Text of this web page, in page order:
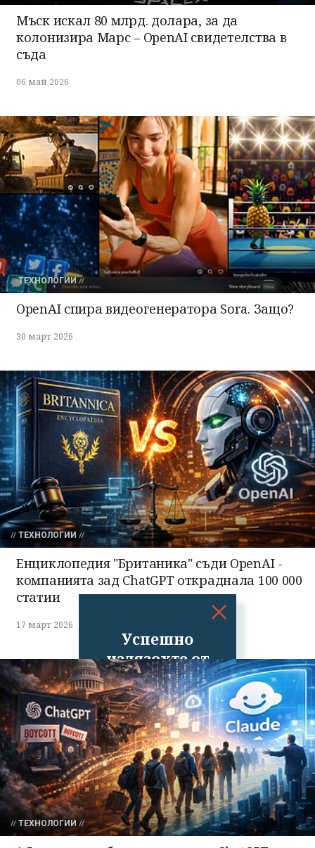
Успешно
излязохте от
профила си!
Мъск искал 80 млрд. долара, за да
колонизира Марс – OpenAI свидетелства в
съда
06 май 2026
ТЕХНОЛОГИИ
OpenAI спира видеогенератора Sora. Защо?
30 март 2026
ТЕХНОЛОГИИ
Енциклопедия "Британика" съди OpenAI -
компанията зад ChatGPT откраднала 100 000
статии
17 март 2026
ТЕХНОЛОГИИ